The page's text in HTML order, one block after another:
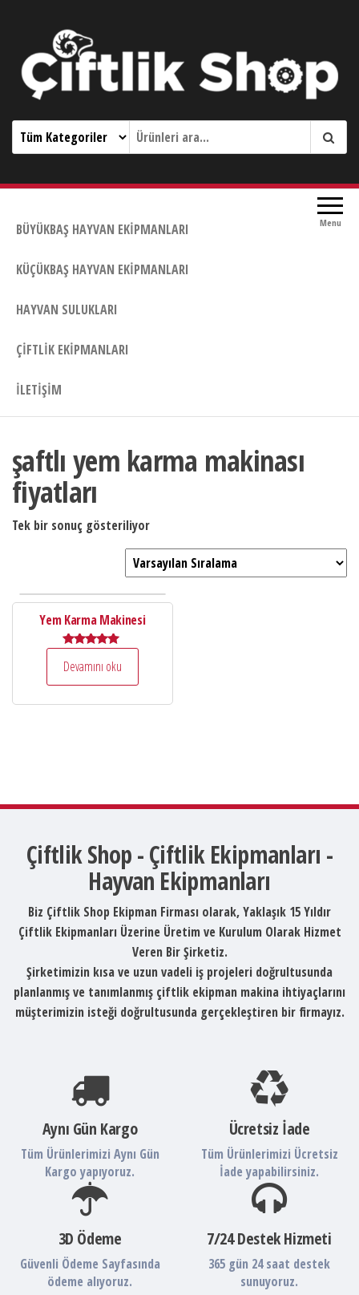
Çiftlik Shop 0533 644 3989
Menu
BÜYÜKBAŞ HAYVAN EKIPMANLARI
KÜÇÜKBAŞ HAYVAN EKIPMANLARI
HAYVAN SULUKLARI
ÇIFTLIK EKIPMANLARI
İLETIŞIM
şaftlı yem karma makinası
fiyatları
Tek bir sonuç gösteriliyor
Yem Karma Makinesi
5.00
Devamını oku
Çiftlik Shop - Çiftlik Ekipmanları -
Hayvan Ekipmanları
Biz Çiftlik Shop Ekipman Firması olarak, Yaklaşık 15 Yıldır
Çiftlik Ekipmanları Üzerine Üretim ve Kurulum Olarak Hizmet
Veren Bir Şirketiz.
Şirketimizin kısa ve uzun vadeli iş projeleri doğrultusunda
planlanmış ve tanımlanmış çiftlik ekipman makina ihtiyaçlarını
müşterimizin isteği doğrultusunda gerçekleştiren bir firmayız.
Aynı Gün Kargo
Tüm Ürünlerimizi Aynı Gün
Kargo yapıyoruz.
Ücretsiz İade
Tüm Ürünlerimizi Ücretsiz
İade yapabilirsiniz.
3D Ödeme
Güvenli Ödeme Sayfasında
ödeme alıyoruz.
7/24 Destek Hizmeti
365 gün 24 saat destek
sunuyoruz.